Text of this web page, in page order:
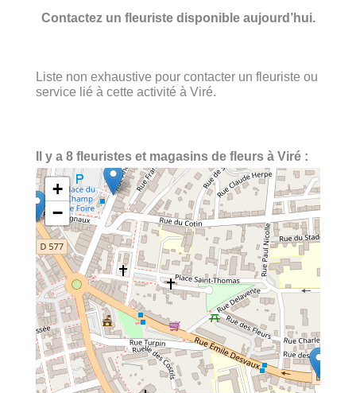
Contactez un fleuriste disponible aujourd’hui.
Liste non exhaustive pour contacter un fleuriste ou
service lié à cette activité à Viré.
Il y a 8 fleuristes et magasins de fleurs à Viré :
+
−